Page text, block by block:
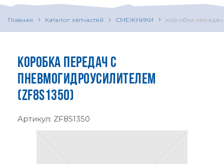
Главная Каталог запчастей СМЕЖНИКИ коробка
КОРОБКА ПЕРЕДАЧ С
ПНЕВМОГИДРОУСИЛИТЕЛЕМ
(ZF8S1350)
Артикул: ZF8S1350